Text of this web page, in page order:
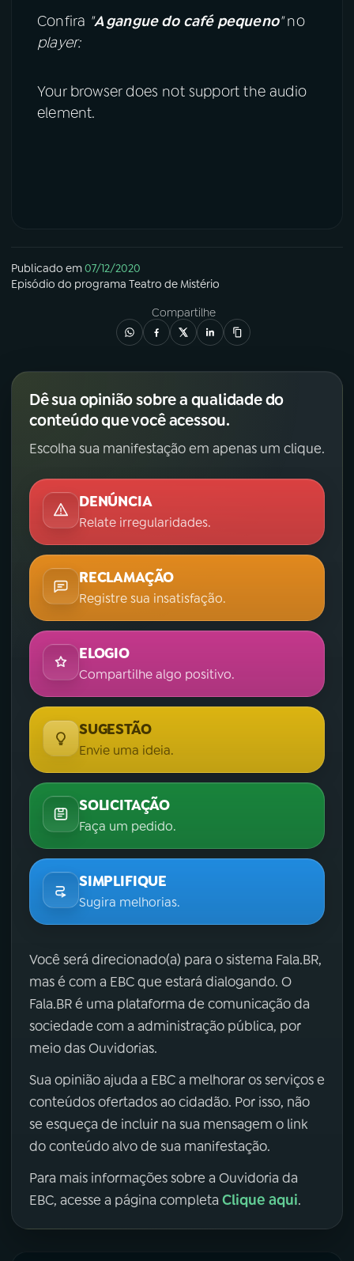
Confira "A gangue do café pequeno"no
player:
Your browser does not support the audio
element.
Publicado em07/12/2020
Episódio do programa Teatro de Mistério
Compartilhe
Dê sua opinião sobre a qualidade do
conteúdo que você acessou.
Escolha sua manifestação em apenas um clique.
DENÚNCIA
Relate irregularidades.
RECLAMAÇÃO
Registre sua insatisfação.
ELOGIO
Compartilhe algo positivo.
SUGESTÃO
Envie uma ideia.
SOLICITAÇÃO
Faça um pedido.
SIMPLIFIQUE
Sugira melhorias.
Você será direcionado(a) para o sistema Fala.BR,
mas é com a EBC que estará dialogando. O
Fala.BR é uma plataforma de comunicação da
sociedade com a administração pública, por
meio das Ouvidorias.
Sua opinião ajuda a EBC a melhorar os serviços e
conteúdos ofertados ao cidadão. Por isso, não
se esqueça de incluir na sua mensagem o link
do conteúdo alvo de sua manifestação.
Para mais informações sobre a Ouvidoria da
EBC, acesse a página completa Clique aqui.